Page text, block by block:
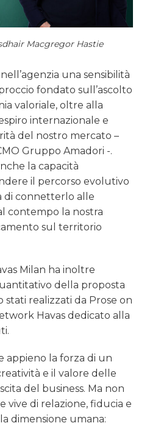
Macgregor Hastie
una sensibilità
fondato sull’ascolto
valoriale, oltre alla
internazionale e
del nostro mercato –
Gruppo Amadori -.
la capacità
il percorso evolutivo
di connetterlo alle
contempo la nostra
sul territorio
Milan ha inoltre
della proposta
stati realizzati da Prose on
Havas dedicato alla
appieno la forza di un
e il valore delle
del business. Ma non
vive di relazione, fiducia e
dimensione umana: